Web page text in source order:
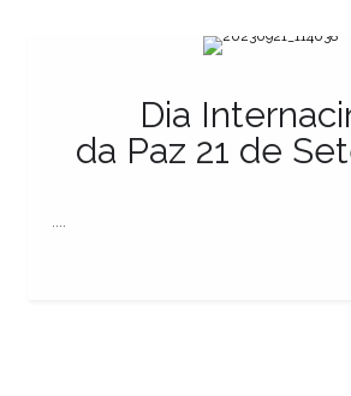
Dia
da Paz 21 de
....